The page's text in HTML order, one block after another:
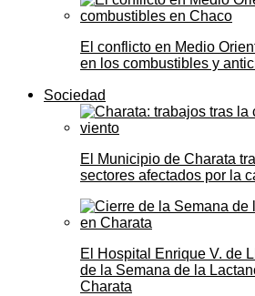
El conflicto en Medio
en los combustibles y
Sociedad
El Municipio de Charata
sectores afectados por la
El Hospital Enrique V. de
de la Semana de la
Charata